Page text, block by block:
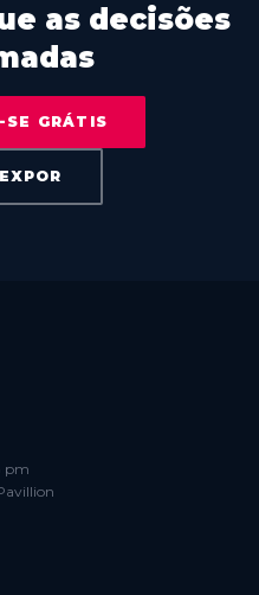
as decisões
SE GRÁTIS
pm